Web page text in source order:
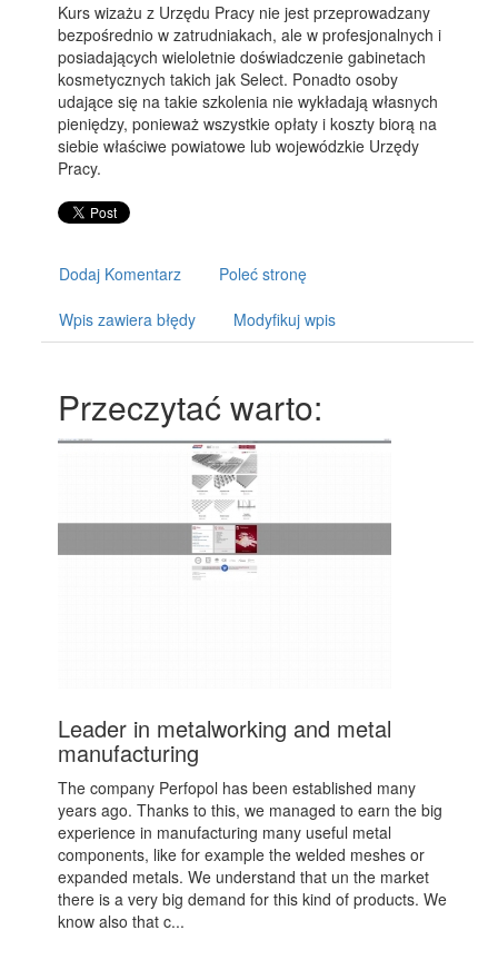
Kurs wizażu z Urzędu Pracy nie jest przeprowadzany
bezpośrednio w zatrudniakach, ale w profesjonalnych i
posiadających wieloletnie doświadczenie gabinetach
kosmetycznych takich jak Select. Ponadto osoby
udające się na takie szkolenia nie wykładają własnych
pieniędzy, ponieważ wszystkie opłaty i koszty biorą na
siebie właściwe powiatowe lub wojewódzkie Urzędy
Pracy.
Dodaj Komentarz Poleć stronę
Wpis zawiera błędy Modyfikuj wpis
Przeczytać warto:
Leader in metalworking and metal
manufacturing
The company Perfopol has been established many
years ago. Thanks to this, we managed to earn the big
experience in manufacturing many useful metal
components, like for example the welded meshes or
expanded metals. We understand that un the market
there is a very big demand for this kind of products. We
know also that c...